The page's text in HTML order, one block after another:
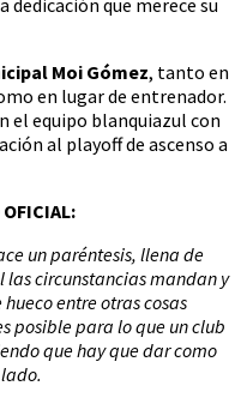
que merece su
Moi Gómez, tanto en
en lugar de entrenador.
el equipo blanquiazul con
al playoff de ascenso a
un paréntesis, llena de
las circunstancias mandan y
entre otras cosas
posible para lo que un club
que hay que dar como